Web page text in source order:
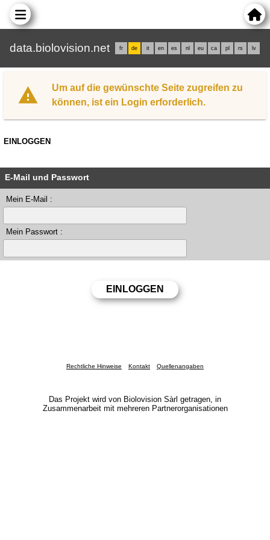
data.biolovision.net fr de it en es nl eu ca pl rs lv
Um auf die gewünschte Seite zugreifen zu
können, ist ein Login erforderlich.
EINLOGGEN
E-Mail und Passwort
Mein E-Mail :
Mein Passwort :
Rechtliche Hinweise Kontakt Quellenangaben
Das Projekt wird von Biolovision Sàrl getragen, in
Zusammenarbeit mit mehreren Partnerorganisationen